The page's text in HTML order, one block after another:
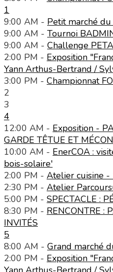
1
9:00 AM - Petit marché
9:00 AM - Tournoi
9:00 AM - Challenge
2:00 PM - Exposition
Yann Arthus-Bertrand /
3:00 PM - Championnat
2
3
4
12:00 AM - Exposition -
GARDE TÊTUE ET
10:00 AM - EnerCOA :
bois-solaire'
2:00 PM - Atelier cuisine -
2:30 PM - Atelier
5:00 PM - SPECTACLE :
8:30 PM - RENCONTRE :
INVITÉS
5
8:00 AM - Grand marché
2:00 PM - Exposition